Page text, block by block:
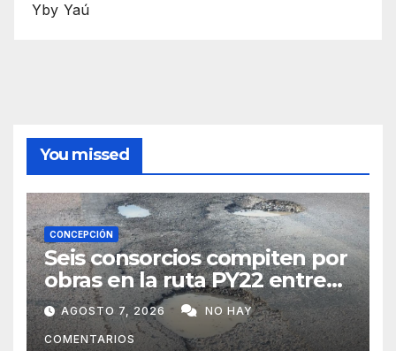
Yby Yaú
You missed
CONCEPCIÓN
Seis consorcios compiten por
obras en la ruta PY22 entre
Concepción y Vallemí
AGOSTO 7, 2026 NO HAY
COMENTARIOS